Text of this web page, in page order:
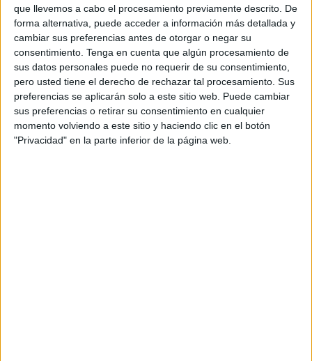
que llevemos a cabo el procesamiento previamente descrito. De
forma alternativa, puede acceder a información más detallada y
cambiar sus preferencias antes de otorgar o negar su
consentimiento. Tenga en cuenta que algún procesamiento de
sus datos personales puede no requerir de su consentimiento,
pero usted tiene el derecho de rechazar tal procesamiento. Sus
preferencias se aplicarán solo a este sitio web. Puede cambiar
sus preferencias o retirar su consentimiento en cualquier
momento volviendo a este sitio y haciendo clic en el botón
"Privacidad" en la parte inferior de la página web.
Disparos en el Príncipe y un herido por
arma blanca
Orgullo de un pueblo que nunca pierde
su humanidad
HACE 5 HORAS
Aplazado el amistoso entre el Ittihad de
Tánger y el FC Barcelona